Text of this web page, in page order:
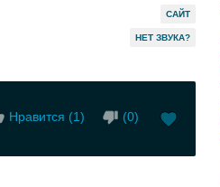
САЙТ
HЕТ ЗВУКА?
Нравится (1) (0)